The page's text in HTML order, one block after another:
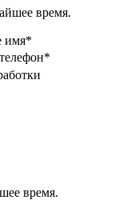
время.
имя*
время.